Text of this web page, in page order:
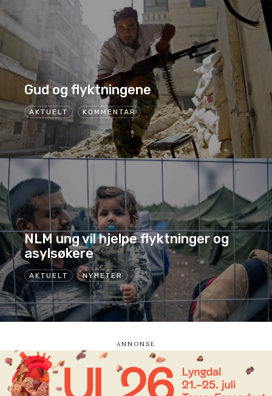
AKTUELT KOMMENTAR
Gud og flyktningene
AKTUELT NYHETER
NLM ung vil hjelpe flyktninger og
asylsøkere